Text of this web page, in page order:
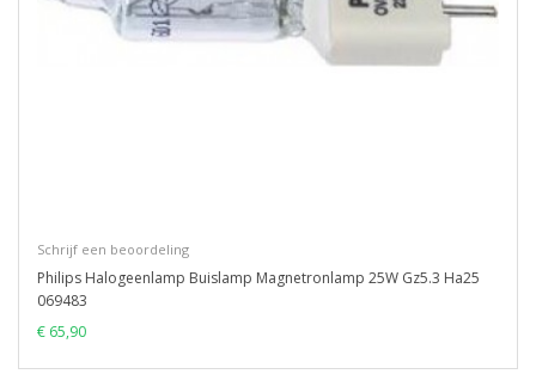
Schrijf een beoordeling
Philips Halogeenlamp Buislamp Magnetronlamp 25W Gz5.3 Ha25
069483
€ 65,90